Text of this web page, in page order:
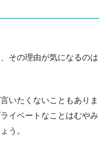
その理由が気になるのは
いたくないこともありま
イベートなことはむやみ
う。